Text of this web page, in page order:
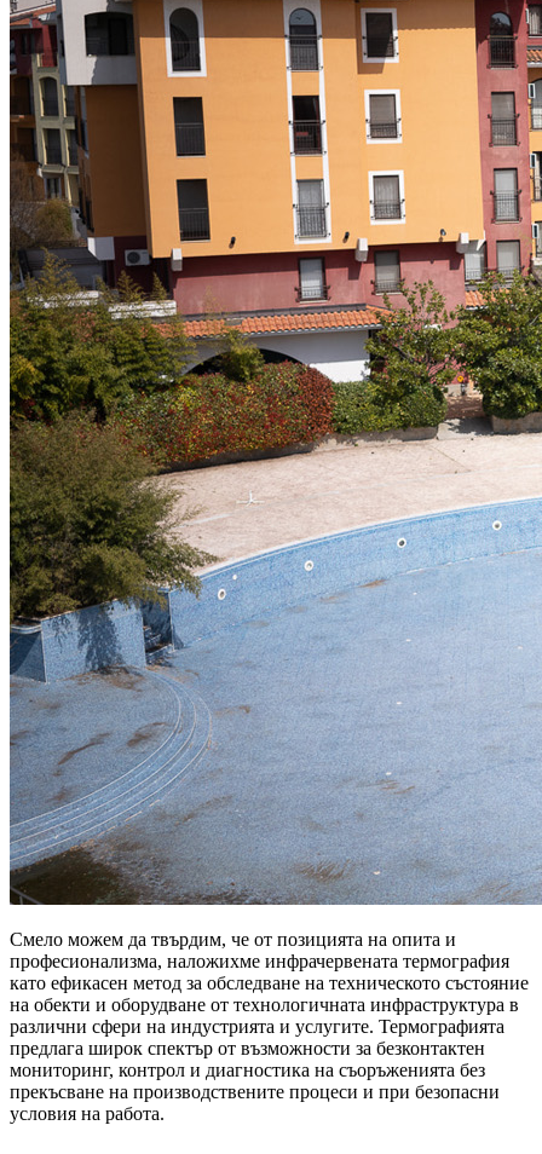
Смело можем да твърдим, че от позицията на опита и
професионализма, наложихме инфрачервената термография
като ефикасен метод за обследване на техническото състояние
на обекти и оборудване от технологичната инфраструктура в
различни сфери на индустрията и услугите. Термографията
предлага широк спектър от възможности за безконтактен
мониторинг, контрол и диагностика на съоръженията без
прекъсване на производствените процеси и при безопасни
условия на работа.